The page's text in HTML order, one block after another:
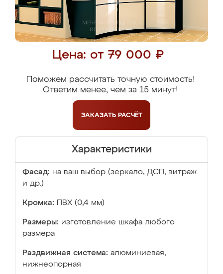
Цена: от 79 000 ₽
Поможем рассчитать точную стоимость!
Ответим менее, чем за 15 минут!
ЗАКАЗАТЬ РАСЧЁТ
Характеристики
Фасад: на ваш выбор (зеркало, ДСП, витраж
и др.)
Кромка: ПВХ (0,4 мм)
Размеры: изготовление шкафа любого
размера
Раздвижная система: алюминиевая,
нижнеопорная